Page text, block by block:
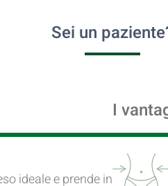
Sei un
ideale e prende in
I